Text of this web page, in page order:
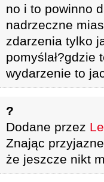
no i to powinno
nadrzeczne
zdarzenia tylko
pomyślał?gdzie
wydarzenie to
?
Dodane przez
Znając
że jeszcze nikt